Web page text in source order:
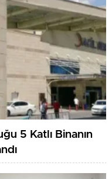
5 Katlı Binanın